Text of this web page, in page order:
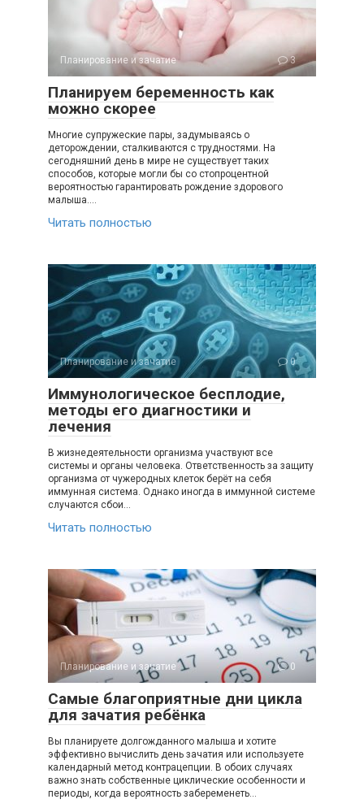
Планирование и зачатие 3
Планируем беременность как
можно скорее
Многие супружеские пары, задумываясь о
деторождении, сталкиваются с трудностями. На
сегодняшний день в мире не существует таких
способов, которые могли бы со стопроцентной
вероятностью гарантировать рождение здорового
малыша….
Читать полностью
Планирование и зачатие 0
Иммунологическое бесплодие,
методы его диагностики и
лечения
В жизнедеятельности организма участвуют все
системы и органы человека. Ответственность за защиту
организма от чужеродных клеток берёт на себя
иммунная система. Однако иногда в иммунной системе
случаются сбои…
Читать полностью
Планирование и зачатие 0
Самые благоприятные дни цикла
для зачатия ребёнка
Вы планируете долгожданного малыша и хотите
эффективно вычислить день зачатия или используете
календарный метод контрацепции. В обоих случаях
важно знать собственные циклические особенности и
периоды, когда вероятность забеременеть…